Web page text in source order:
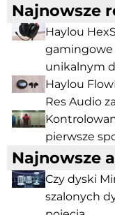
Najnowsze
Haylou
gamingowe
unikalnym
Haylou
Res Audio
pierwsze
Najnowsze
Czy dyski
szalonych